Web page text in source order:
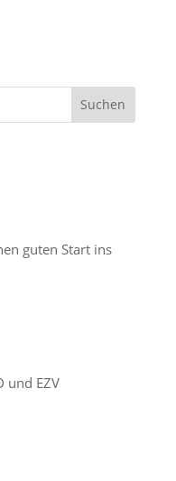
guten Start ins
und EZV